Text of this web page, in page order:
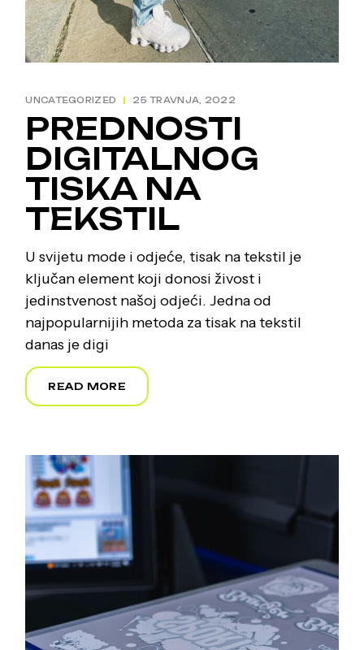
UNCATEGORIZED 25 TRAVNJA, 2022
PREDNOSTI
DIGITALNOG
TISKA NA
TEKSTIL
U svijetu mode i odjeće, tisak na tekstil je
ključan element koji donosi živost i
jedinstvenost našoj odjeći. Jedna od
najpopularnijih metoda za tisak na tekstil
danas je digi
READ MORE